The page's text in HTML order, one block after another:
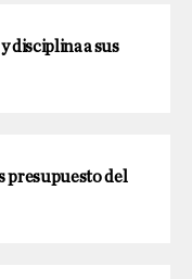
disciplina a sus
presupuesto del